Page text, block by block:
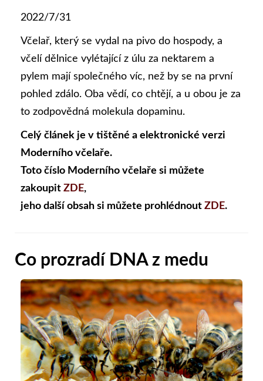
2022/7/31
Včelař, který se vydal na pivo do hospody, a
včelí dělnice vylétající z úlu za nektarem a
pylem mají společného víc, než by se na první
pohled zdálo. Oba vědí, co chtějí, a u obou je za
to zodpovědná molekula dopaminu.
Celý článek je v tištěné a elektronické verzi
Moderního včelaře.
Toto číslo Moderního včelaře si můžete
zakoupit ZDE,
jeho další obsah si můžete prohlédnout ZDE.
Co prozradí DNA z medu